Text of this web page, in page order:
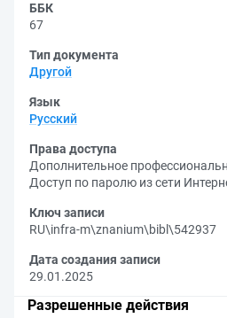
ББК
67
Тип документа
Другой
Язык
Русский
Права доступа
Дополнительное
Доступ по паролю из сети
Ключ записи
RU\infra-m\znanium\bibl\542937
Дата создания записи
29.01.2025
Разрешенные действия